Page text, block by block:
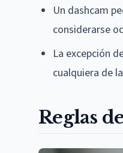
Un dashcam
considerarse
La excepción
cualquiera de
Reglas